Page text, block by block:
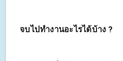
จบไปทำงานอะไรได้บ้าง ?